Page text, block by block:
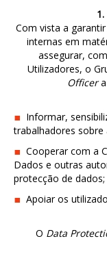
1.
Com vista a
internas em
assegurar,
Utilizadores, o
Officer
Informar,
trabalhadores sobre
Cooperar com a
Dados e outras
protecção de dados;
Apoiar os
O Data